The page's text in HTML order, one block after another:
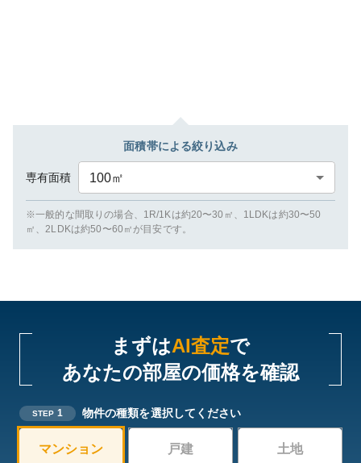
面積帯による絞り込み
専有面積 100㎡
※一般的な間取りの場合、1R/1Kは約20〜30㎡、1LDKは約30〜50
㎡、2LDKは約50〜60㎡が目安です。
まずはAI査定で
あなたの部屋の価格を確認
STEP 1 物件の種類を選択してください
マンション 戸建 土地